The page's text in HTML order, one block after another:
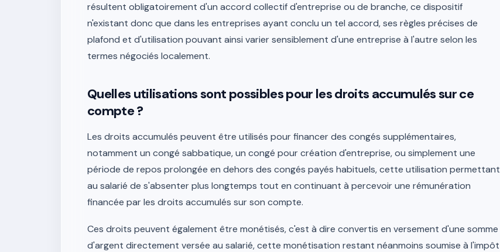
résultent obligatoirement d'un accord collectif d'entreprise ou de branche, ce dispositif
n'existant donc que dans les entreprises ayant conclu un tel accord, ses règles précises de
plafond et d'utilisation pouvant ainsi varier sensiblement d'une entreprise à l'autre selon les
termes négociés localement.
Quelles utilisations sont possibles pour les droits accumulés sur ce
compte ?
Les droits accumulés peuvent être utilisés pour financer des congés supplémentaires,
notamment un congé sabbatique, un congé pour création d'entreprise, ou simplement une
période de repos prolongée en dehors des congés payés habituels, cette utilisation permettant
au salarié de s'absenter plus longtemps tout en continuant à percevoir une rémunération
financée par les droits accumulés sur son compte.
Ces droits peuvent également être monétisés, c'est à dire convertis en versement d'une somme
d'argent directement versée au salarié, cette monétisation restant néanmoins soumise à l'impôt